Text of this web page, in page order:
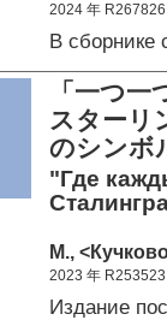
2024 年 R267826
В сборнике
「一つ
スターリ
のシンボ
"Где
М.,
2023 年 R253523
Издание